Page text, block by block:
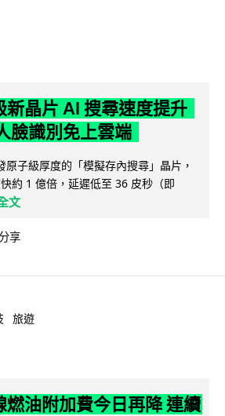
新晶片 AI 搜尋速度提升
臉識別免上雲端
子級厚度的「模擬存內搜尋」晶片，
約 1 億倍，延遲低至 36 皮秒（即
文
享
旅遊
燃油附加費今日再降 連續